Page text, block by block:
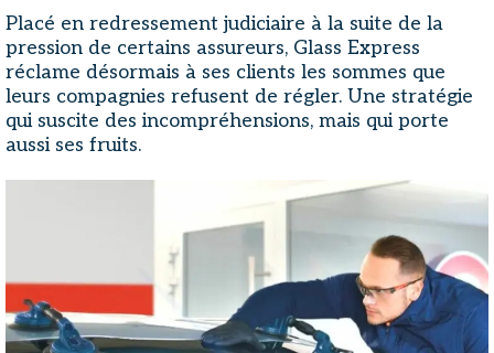
Placé en redressement judiciaire à la suite de la
pression de certains assureurs, Glass Express
réclame désormais à ses clients les sommes que
leurs compagnies refusent de régler. Une stratégie
qui suscite des incompréhensions, mais qui porte
aussi ses fruits.